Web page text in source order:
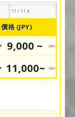
11 / 11月
價格 (JPY)
9,000 ~ /pax
11,000~ /pax